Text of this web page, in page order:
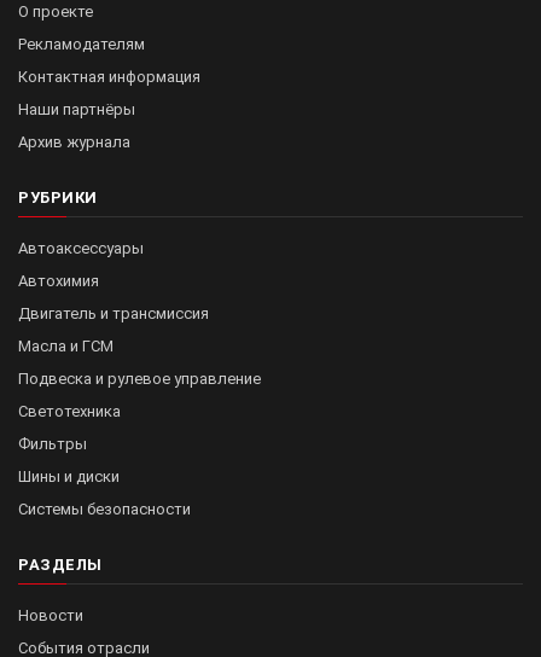
О проекте
Рекламодателям
Контактная информация
Наши партнёры
Архив журнала
РУБРИКИ
Автоаксессуары
Автохимия
Двигатель и трансмиссия
Масла и ГСМ
Подвеска и рулевое управление
Светотехника
Фильтры
Шины и диски
Системы безопасности
РАЗДЕЛЫ
Новости
События отрасли